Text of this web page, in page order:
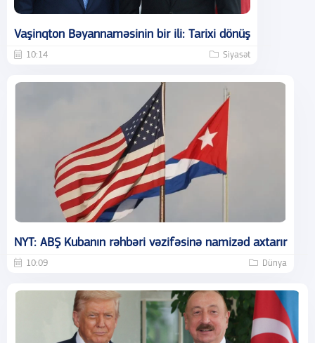
Vaşinqton Bəyannaməsinin bir ili: Tarixi dönüş
10:14 Siyasət
NYT: ABŞ Kubanın rəhbəri vəzifəsinə namizəd axtarır
10:09 Dünya